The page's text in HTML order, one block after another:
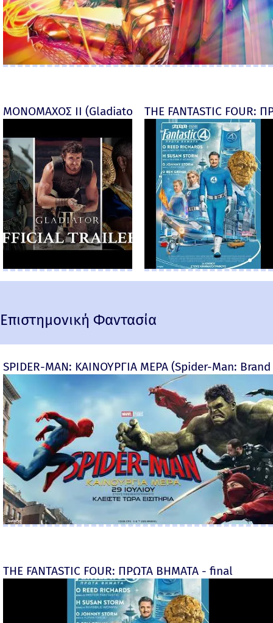
ΜΟΝΟΜΑΧΟΣ ΙΙ (Gladiator II) -THE FANTASTIC
Επιστημονική Φαντασία
SPIDER-MAN: ΚΑΙΝΟΥΡΓΙΑ ΜΕΡΑ (Spider-Man:
THE FANTASTIC FOUR: ΠΡΩΤΑ ΒΗΜΑΤΑ - final